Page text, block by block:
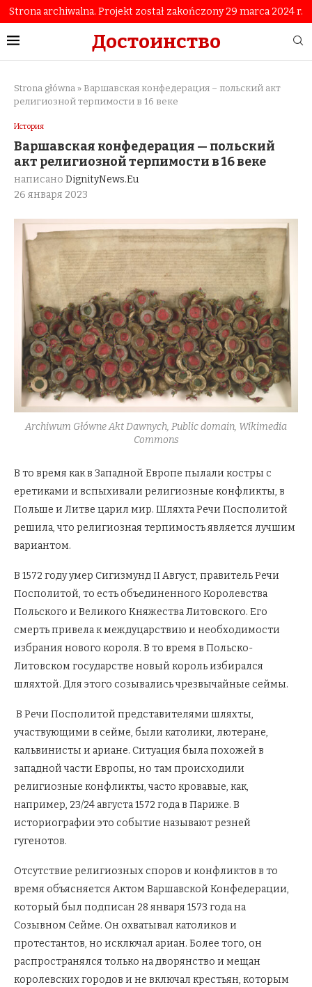
Strona archiwalna. Projekt został zakończony 29 marca 2024 r.
Достоинство
Strona główna » Варшавская конфедерация – польский акт
религиозной терпимости в 16 веке
История
Варшавская конфедерация — польский
акт религиозной терпимости в 16 веке
написано DignityNews.eu
26 января 2023
Archiwum Główne Akt Dawnych, Public domain, Wikimedia
Commons
В то время как в Западной Европе пылали костры с
еретиками и вспыхивали религиозные конфликты, в
Польше и Литве царил мир. Шляхта Речи Посполитой
решила, что религиозная терпимость является лучшим
вариантом.
В 1572 году умер Сигизмунд II Август, правитель Речи
Посполитой, то есть объединенного Королевства
Польского и Великого Княжества Литовского. Его
смерть привела к междуцарствию и необходимости
избрания нового короля. В то время в Польско-
Литовском государстве новый король избирался
шляхтой. Для этого созывались чрезвычайные сеймы.
В Речи Посполитой представителями шляхты,
участвующими в сейме, были католики, лютеране,
кальвинисты и ариане. Ситуация была похожей в
западной части Европы, но там происходили
религиозные конфликты, часто кровавые, как,
например, 23/24 августа 1572 года в Париже. В
историографии это событие называют резней
гугенотов.
Отсутствие религиозных споров и конфликтов в то
время объясняется Актом Варшавской Конфедерации,
который был подписан 28 января 1573 года на
Созывном Сейме. Он охватывал католиков и
протестантов, но исключал ариан. Более того, он
распространялся только на дворянство и мещан
королевских городов и не включал крестьян, которым